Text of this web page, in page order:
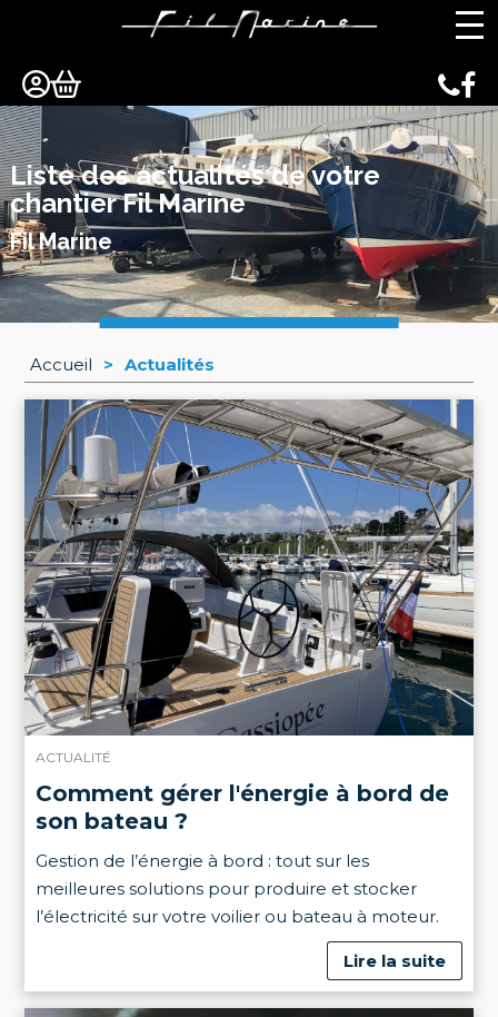
Liste des actualités de votre
chantier Fil Marine
Fil Marine
Accueil > Actualités
ACTUALITÉ
Comment gérer l'énergie à bord de
son bateau ?
Gestion de l’énergie à bord : tout sur les
meilleures solutions pour produire et stocker
l’électricité sur votre voilier ou bateau à moteur.
Lire la suite
Panneau de gestion des cookies